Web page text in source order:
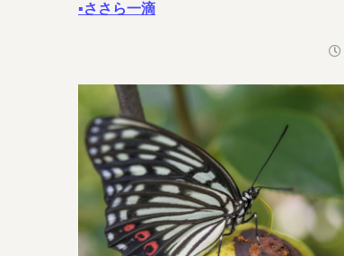
▪ささら一滴